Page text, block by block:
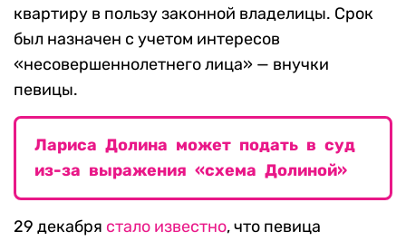
квартиру в пользу законной владелицы. Срок
был назначен с учетом интересов
«несовершеннолетнего лица» — внучки
певицы.
Лариса Долина может подать в суд
из-за выражения «схема Долиной»
29 декабря стало известно, что певица